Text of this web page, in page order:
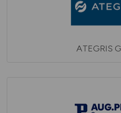
ATEGRIS